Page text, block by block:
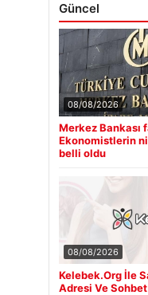
Güncel
08/08/2026
Merkez Bankası
Ekonomistlerin
belli oldu
08/08/2026
Kelebek.Org İle
Adresi Ve